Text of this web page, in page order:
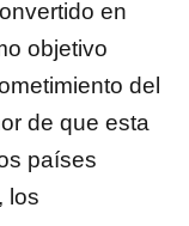
en
objetivo
del
de que esta
países
los